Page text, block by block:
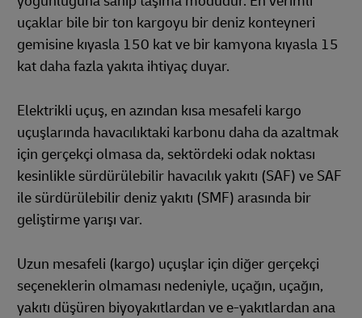
uçaklar bile bir ton kargoyu bir deniz konteyneri
gemisine kıyasla 150 kat ve bir kamyona kıyasla 15
kat daha fazla yakıta ihtiyaç duyar.
Elektrikli uçuş, en azından kısa mesafeli kargo
uçuşlarında havacılıktaki karbonu daha da azaltmak
için gerçekçi olmasa da, sektördeki odak noktası
kesinlikle sürdürülebilir havacılık yakıtı (SAF) ve SAF
ile sürdürülebilir deniz yakıtı (SMF) arasında bir
geliştirme yarışı var.
Uzun mesafeli (kargo) uçuşlar için diğer gerçekçi
seçeneklerin olmaması nedeniyle, uçağın, uçağın,
yakıtı düşüren biyoyakıtlardan ve e-yakıtlardan ana